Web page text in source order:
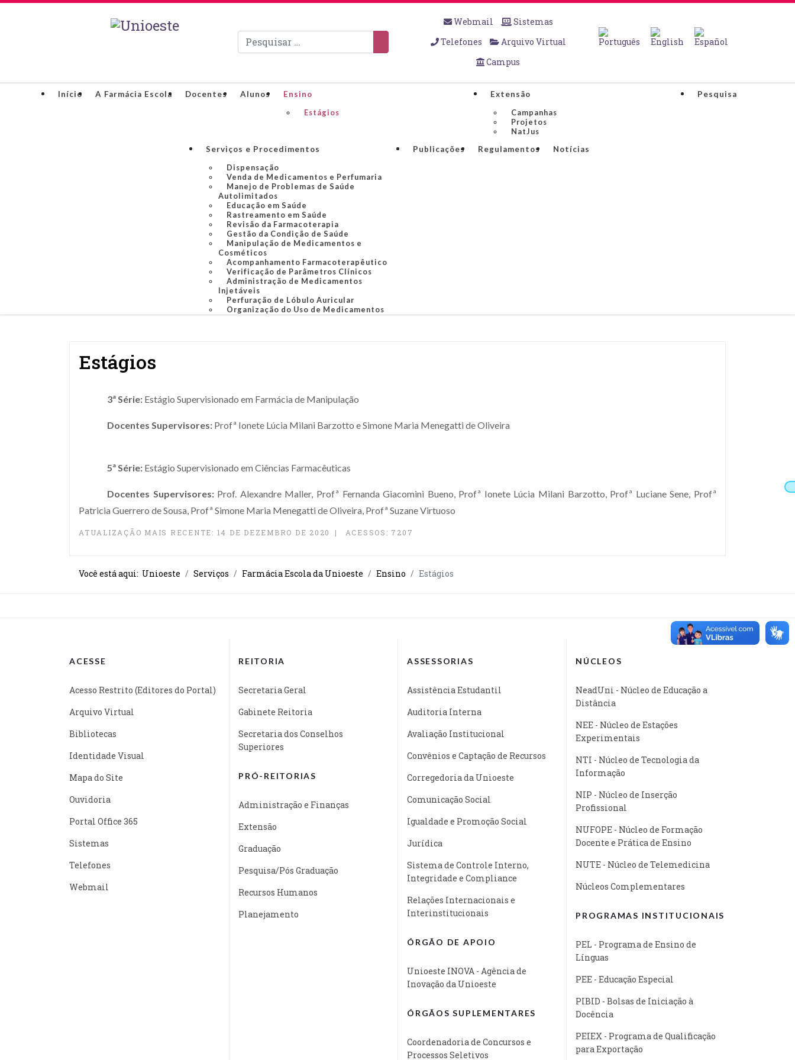
Pesquisar
Webmail
Sistemas
Telefones
Arquivo Virtual
Campus
Início A Farmácia Escola Docentes Alunos
Ensino
Estágios
Extensão
Campanhas
Projetos
NatJus
Pesquisa
Serviços e Procedimentos
Dispensação
Venda de Medicamentos e Perfumaria
Manejo de Problemas de Saúde
Autolimitados
Educação em Saúde
Rastreamento em Saúde
Revisão da Farmacoterapia
Gestão da Condição de Saúde
Manipulação de Medicamentos e
Cosméticos
Acompanhamento Farmacoterapêutico
Verificação de Parâmetros Clínicos
Administração de Medicamentos
Injetáveis
Perfuração de Lóbulo Auricular
Organização do Uso de Medicamentos
Publicações Regulamentos Notícias
Estágios
3ª Série: Estágio Supervisionado em Farmácia de Manipulação
Docentes Supervisores: Profª Ionete Lúcia Milani Barzotto e Simone Maria Menegatti de Oliveira
5ª Série: Estágio Supervisionado em Ciências Farmacêuticas
Docentes Supervisores:Prof. Alexandre Maller, Profª Fernanda Giacomini Bueno, Profª Ionete Lúcia Milani Barzotto, Profª Luciane Sene, Profª
Patricia Guerrero de Sousa, Profª Simone Maria Menegatti de Oliveira, Profª Suzane Virtuoso
ATUALIZAÇÃO MAIS RECENTE: 14 DE DEZEMBRO DE 2020 ACESSOS: 7207
Você está aqui: Unioeste Serviços Farmácia Escola da Unioeste Ensino Estágios
ACESSE
Acesso Restrito (Editores do Portal)
Arquivo Virtual
Bibliotecas
Identidade Visual
Mapa do Site
Ouvidoria
Portal Office 365
Sistemas
Telefones
Webmail
REITORIA
Secretaria Geral
Gabinete Reitoria
Secretaria dos Conselhos
Superiores
PRÓ-REITORIAS
Administração e Finanças
Extensão
Graduação
Pesquisa/Pós Graduação
Recursos Humanos
Planejamento
ASSESSORIAS
Assistência Estudantil
Auditoria Interna
Avaliação Institucional
Convênios e Captação de Recursos
Corregedoria da Unioeste
Comunicação Social
Igualdade e Promoção Social
Jurídica
Sistema de Controle Interno,
Integridade e Compliance
Relações Internacionais e
Interinstitucionais
ÓRGÃO DE APOIO
Unioeste INOVA - Agência de
Inovação da Unioeste
ÓRGÃOS SUPLEMENTARES
Coordenadoria de Concursos e
Processos Seletivos
NÚCLEOS
NeadUni - Núcleo de Educação a
Distância
NEE - Núcleo de Estações
Experimentais
NTI - Núcleo de Tecnologia da
Informação
NIP - Núcleo de Inserção
Profissional
NUFOPE - Núcleo de Formação
Docente e Prática de Ensino
NUTE - Núcleo de Telemedicina
Núcleos Complementares
PROGRAMAS INSTITUCIONAIS
PEL - Programa de Ensino de
Línguas
PEE - Educação Especial
PIBID - Bolsas de Iniciação à
Docência
PEIEX - Programa de Qualificação
para Exportação